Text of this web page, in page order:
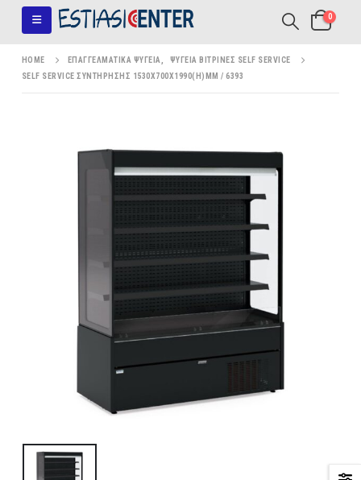
0
HOME ΕΠΑΓΓΕΛΜΑΤΙΚΆ ΨΥΓΕΊΑ
ΨΥΓΕΊΑ ΒΙΤΡΊΝΕΣ SELF SERVICE
SELF SERVICE ΣΥΝΤΉΡΗΣΗΣ 1530X700X1990(H)MM / 6393